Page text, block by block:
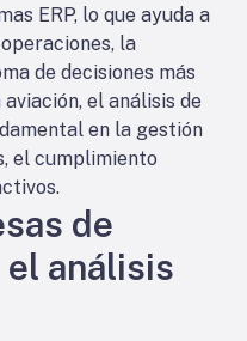
ERP, lo que ayuda a
la
de decisiones más
el análisis de
en la gestión
el cumplimiento
de
análisis